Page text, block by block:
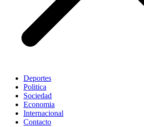
Deportes
Politica
Sociedad
Economia
Internacional
Contacto